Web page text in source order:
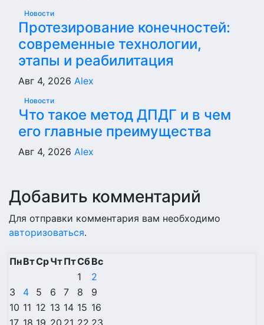
Новости
Протезирование конечностей:
современные технологии,
этапы и реабилитация
Авг 4, 2026 Alex
Новости
Что такое метод ДПДГ и в чем
его главные преимущества
Авг 4, 2026 Alex
Добавить комментарий
Для отправки комментария вам необходимо
авторизоваться.
ПнВтСрЧтПтСбВс
1
2
3
4 5 6 7 8
9
10 11 12 13 14 15 16
17 18 19 20 21 22 23